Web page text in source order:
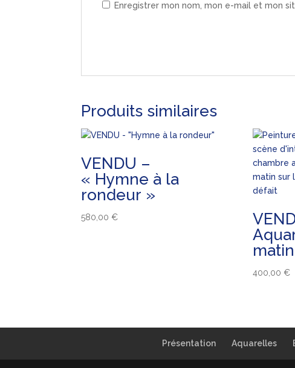
Enregistrer mon nom, mon e-mail et mon
Produits similaires
VENDU –
« Hymne à la
rondeur »
580,00€
400,00 €
Présentation Aquarelles